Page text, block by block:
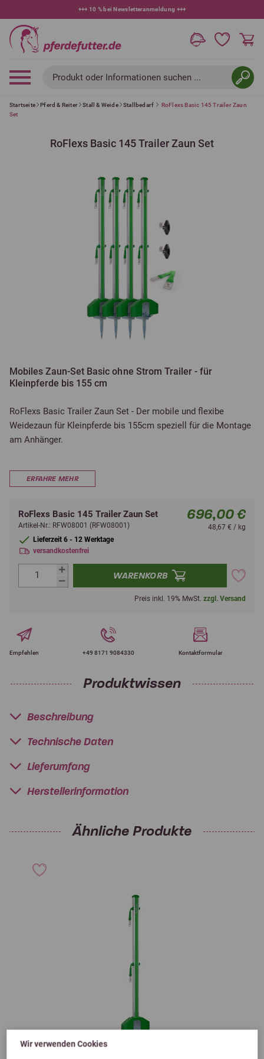
Wir verwenden Cookies
+++ 10 % bei Newsletteranmeldung +++
Produkt oder Informationen suchen ...
Startseite Pferd & Reiter Stall & Weide Stallbedarf
RoFlexs Basic 145 Trailer Zaun
Set
RoFlexs Basic 145 Trailer Zaun Set
Mobiles Zaun-Set Basic ohne Strom Trailer - für
Kleinpferde bis 155 cm
RoFlexs Basic Trailer Zaun Set - Der mobile und flexibe
Weidezaun für Kleinpferde bis 155cm speziell für die Montage
am Anhänger.
ERFAHRE MEHR
RoFlexs Basic 145 Trailer Zaun Set
Artikel-Nr.: RFW08001 (RFW08001)
Lieferzeit 6 - 12 Werktage
versandkostenfrei
696,00 €
48,67 € / kg
WARENKORB
Preis inkl. 19% MwSt. zzgl. Versand
Empfehlen +49 8171 9084330 Kontaktformular
Produktwissen
Beschreibung
Technische Daten
Lieferumfang
Herstellerinformation
Ähnliche Produkte